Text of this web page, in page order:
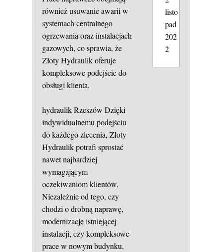
również usuwanie awarii w
systemach centralnego
ogrzewania oraz instalacjach
gazowych, co sprawia, że
Złoty Hydraulik oferuje
kompleksowe podejście do
obsługi klienta.
hydraulik Rzeszów Dzięki
indywidualnemu podejściu
do każdego zlecenia, Złoty
Hydraulik potrafi sprostać
nawet najbardziej
wymagającym
oczekiwaniom klientów.
Niezależnie od tego, czy
chodzi o drobną naprawę,
modernizację istniejącej
instalacji, czy kompleksowe
prace w nowym budynku,
listo
pad
202
2